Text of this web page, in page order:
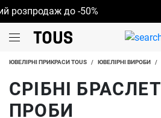
до -50%
ЮВЕЛІРНІ ПРИКРАСИ TOUS / ЮВЕЛІРНІ ВИРОБИ /
СРІБНІ
ПРОБИ